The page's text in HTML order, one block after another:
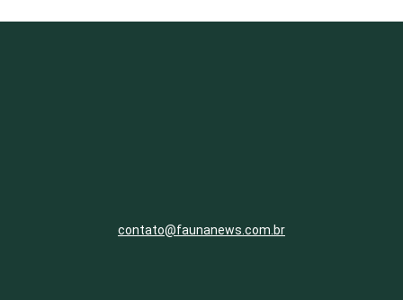
contato@faunanews.com.br